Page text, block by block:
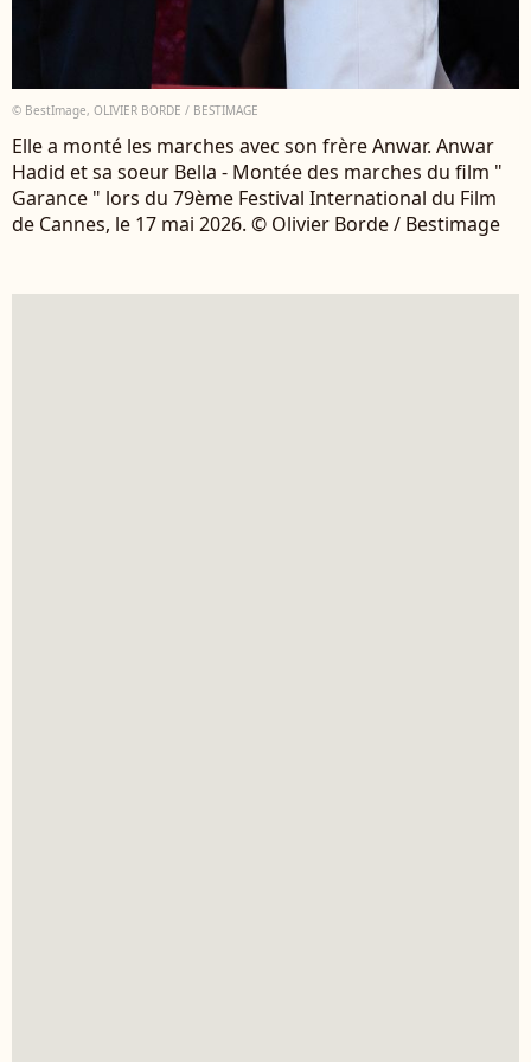
© BestImage, OLIVIER BORDE / BESTIMAGE
Elle a monté les marches avec son frère Anwar. Anwar
Hadid et sa soeur Bella - Montée des marches du film "
Garance " lors du 79ème Festival International du Film
de Cannes, le 17 mai 2026. © Olivier Borde / Bestimage